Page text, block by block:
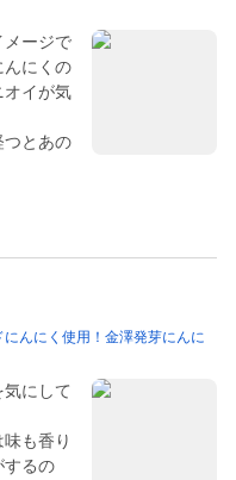
メージで
んにくの
オイが気
つとあの
んにく使用！金澤発芽にんに
にして
も香り
するの